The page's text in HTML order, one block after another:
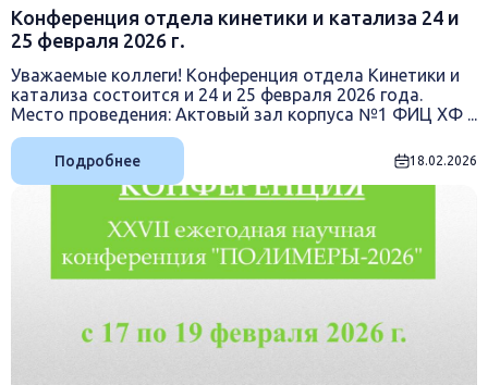
Конференция отдела кинетики и катализа 24 и
25 февраля 2026 г.
Уважаемые коллеги! Конференция отдела Кинетики и
катализа состоится и 24 и 25 февраля 2026 года.
Место проведения: Актовый зал корпуса №1 ФИЦ ХФ ...
Подробнее 18.02.2026